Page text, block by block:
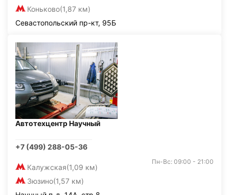
Коньково(1,87 км)
Севастопольский пр-кт, 95Б
Автотехцентр Научный
+7 (499) 288-05-36
Калужская(1,09 км)
Зюзино(1,57 км)
Пн-Вс: 09:00 - 21:00